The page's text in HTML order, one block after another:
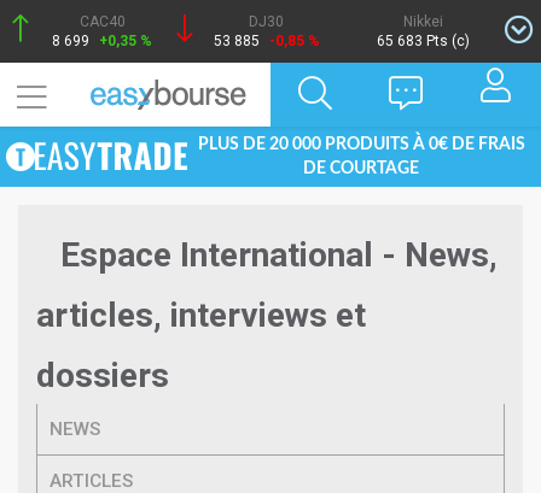
CAC40
8 699
+0,35 %
DJ30
53 885
-0,85 %
Nikkei
65 683 Pts (c)
PLUS DE 20 000 PRODUITS À 0€ DE FRAIS
DE COURTAGE
Espace International - News,
articles, interviews et
dossiers
NEWS
ARTICLES